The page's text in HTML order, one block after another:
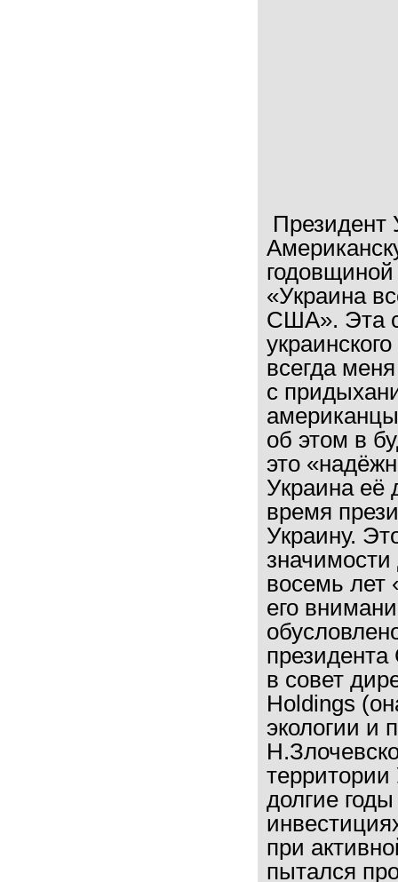
Президент Украины Петр Порошенко, поздравляя Американскую торговую палату на Украине с 25-й годовщиной со дня основания, отметил, что «Украина всегда чувствовала надежное плечо США». Эта странная и даже трепетная любовь украинского руководства к Соединённым Штатам всегда меня удивляла, особенно когда мои знакомые с придыханием многозначительно говорили, что американцы нам помогут. Причём всегда говорили об этом в будущем времени. Они до сих пор ждут это «надёжное плечо». Где же эта помощь? Когда Украина её дождётся? 1. Американский «игнор» За время президентства Обамы он ни разу не посетил Украину. Это наглядно свидетельствует о её значимости для США. Киевской верхушкой все восемь лет «рулил» вице-президент Дж.Байден. Но его внимание к Украине в большей степени было обусловлено личными интересами: сын экс-вице-президента США Хантер Байден по сей день входит в совет директоров украинской компании Burisma Holdings (она принадлежит бывшему министру экологии и природных ресурсов Украины Н.Злочевскому и занимается газодобычей на территории Украины). Администрация Обамы за долгие годы своего правления так и не вспомнила об инвестициях на Украину. Хотя в 2015 году А.Яценюк при активной поддержке со стороны Дж.Байдена пытался провести масштабный бизнес-форум с участием множества американских компаний, приватизационный план Сени не убедил американских инвесторов. И это несмотря на все усилия Дж.Байдена, который обещал им на Украине золотые горы. Крупные инвестиционные проекты на украинской территории американцев не интересуют (и не только американцев), американские инвесторы предпочитают вкладывать в экономику Украины по мелочи, минимизируя свои риски. А вот к России, несмотря на санкции, отношение у американского и европейского бизнеса иное. Недавний Петербургский экономический форум показал, что к санкциям уже приспособились как российский бизнес, так и западные инвесторы, найдя лазейки в санкционном законодательстве. Так, председатель правления «Газпрома» А.Миллер и главный исполнительный директор Royal Dutch Shell Бен Ван Берден подписали контракт по совместному строительству и эксплуатации завода по производству СПГ в Ленинградской области, реализовывая таким образом